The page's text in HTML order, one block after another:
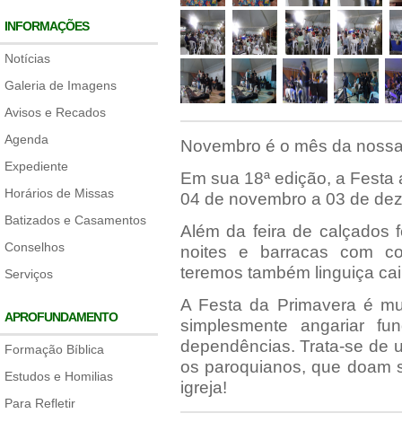
INFORMAÇÕES
Notícias
Galeria de Imagens
Avisos e Recados
Agenda
Expediente
Horários de Missas
Batizados e Casamentos
Conselhos
Serviços
APROFUNDAMENTO
Formação Bíblica
Estudos e Homilias
Para Refletir
Novembro é o mês da
Em sua 18ª edição, a
04 de novembro a 03 de
Além da feira de calçados
noites e barracas com
teremos também linguiça
A Festa da Primavera é
simplesmente angariar
dependências. Trata-se de
os paroquianos, que doam
igreja!